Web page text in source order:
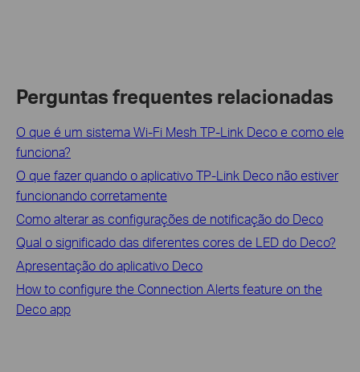
Perguntas frequentes relacionadas
O que é um sistema Wi-Fi Mesh TP-Link Deco e como ele
funciona?
O que fazer quando o aplicativo TP-Link Deco não estiver
funcionando corretamente
Como alterar as configurações de notificação do Deco
Qual o significado das diferentes cores de LED do Deco?
Apresentação do aplicativo Deco
How to configure the Connection Alerts feature on the
Deco app